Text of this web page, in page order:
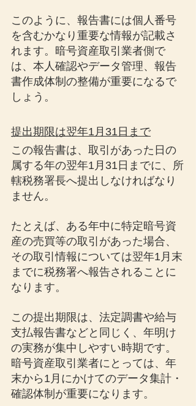
このように、報告書には個人番号
を含むかなり重要な情報が記載さ
れます。暗号資産取引業者側で
は、本人確認やデータ管理、報告
書作成体制の整備が重要になるで
しょう。
提出期限は翌年1月31日まで
この報告書は、取引があった日の
属する年の翌年1月31日までに、所
轄税務署長へ提出しなければなり
ません。
たとえば、ある年中に特定暗号資
産の売買等の取引があった場合、
その取引情報については翌年1月末
までに税務署へ報告されることに
なります。
この提出期限は、法定調書や給与
支払報告書などと同じく、年明け
の実務が集中しやすい時期です。
暗号資産取引業者にとっては、年
末から1月にかけてのデータ集計・
確認体制が重要になります。